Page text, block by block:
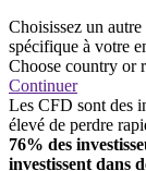
Choisissez un
spécifique à votre
Choose country or
Continuer
Les CFD sont des
élevé de perdre
76% des
investissent dans